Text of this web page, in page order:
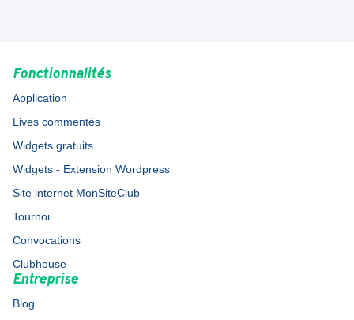
Fonctionnalités
Application
Lives commentés
Widgets gratuits
Widgets - Extension Wordpress
Site internet MonSiteClub
Tournoi
Convocations
Clubhouse
Entreprise
Blog